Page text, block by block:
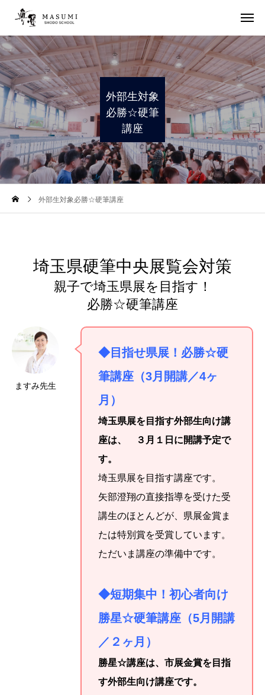
外部生対象
必勝☆硬筆
講座
外部生対象必勝☆硬筆講座
埼玉県硬筆中央展覧会対策
親子で埼玉県展を目指す！
必勝☆硬筆講座
ますみ先生
◆目指せ県展！ 必勝☆硬
筆講座（3月開講／4ヶ
月）
埼玉県展を目指す外部生向け講
座は、 ３月１日に開講予定で
す。
埼玉県展を目指す講座です。
矢部澄翔の直接指導を受けた受
講生のほとんどが、県展金賞ま
たは特別賞を受賞しています。
ただいま講座の準備中です。
◆短期集中！初心者向け
勝星☆硬筆講座（5月開講
／２ヶ月）
勝星☆講座は、市展金賞を目指
す外部生向け講座です。